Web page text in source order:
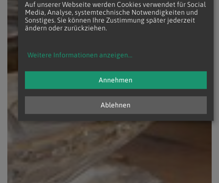
Auf unserer Webseite werden Cookies verwendet für Social
Media, Analyse, systemtechnische Notwendigkeiten und
Sonstiges. Sie können Ihre Zustimmung später jederzeit
ändern oder zurückziehen.
Weitere Informationen anzeigen...
Ablehnen
Annehmen